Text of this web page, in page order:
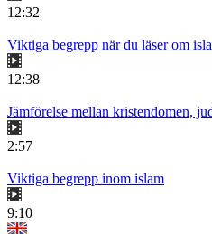
12:32
Viktiga begrepp när du läser om
12:38
Jämförelse mellan kristendomen,
2:57
Viktiga begrepp inom islam
9:10